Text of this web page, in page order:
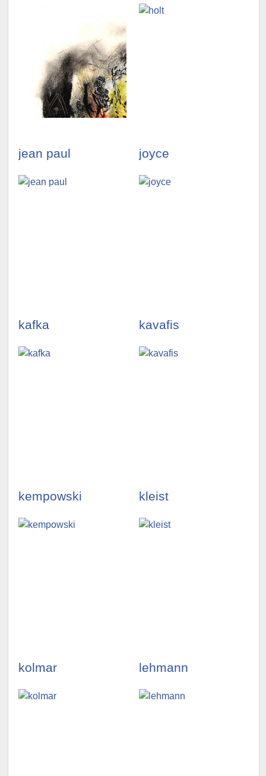
illustrationen
ansehen »
jean paul joyce
kafka kavafis
kempowski kleist
kolmar lehmann